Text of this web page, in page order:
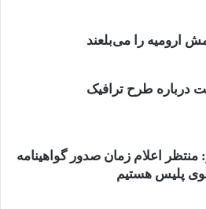
ارومیه را می‌بلعند
درباره طرح ترافیک
اعلام زمان صدور گواهینامه
پلیس هستیم